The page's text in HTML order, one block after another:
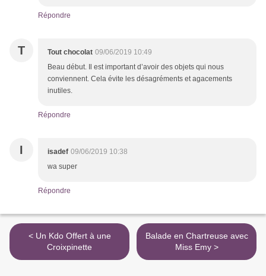
Répondre
T Tout chocolat 09/06/2019 10:49
Beau début. Il est important d’avoir des objets qui nous
conviennent. Cela évite les désagréments et agacements
inutiles.
Répondre
I isadef 09/06/2019 10:38
wa super
Répondre
< Un Kdo Offert à une
Croixpinette
Balade en Chartreuse avec
Miss Emy >